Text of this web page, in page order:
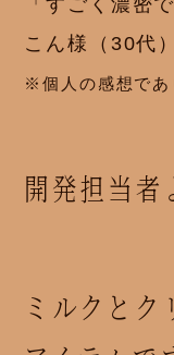
「すごく濃密
こん様（30代）
※個人の感想であ
開発担当者
ミルクと